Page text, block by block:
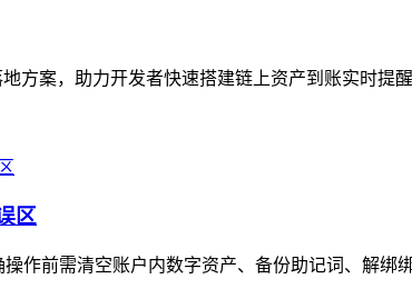
方案，助力开发者快速搭建链上资产到账实时提
区
作前需清空账户内数字资产、备份助记词、解